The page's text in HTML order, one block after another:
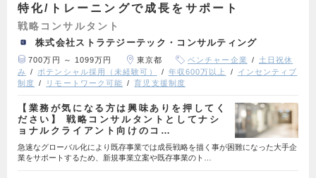
特化/トレーニングで成長をサポート
戦略コンサルタント
株式会社ストラテジーテック・コンサルティング
700万円 ～ 1099万円 東京都 ベンチャー企業
土日祝休
み
ポテンシャル採用（未経験可） 年収600万以上
インセンティブ
制度
リモートワーク可能 育児支援制度
【業務が気になる方は興味ありを押してく
ださい】 戦略コンサルタントとしてナシ
ョナルクライアント向けのコ…
急速なグローバル化により既存事業では成長戦略を描く事が困難になった大手企
業をサポートするため、新規事業立案や既存事業のト…